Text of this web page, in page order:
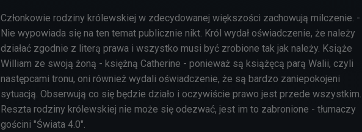
Członkowie rodziny królewskiej w zdecydowanej większości zachowują milczenie. -
Nie wypowiada się na ten temat publicznie nikt. Król wydał oświadczenie, że należy
działać zgodnie z literą prawa i wszystko musi być zrobione tak jak należy. Książe
William ze swoją żoną - księżną Catherine - ponieważ są książęcą parą Walii, czyli
następcami tronu, oni również wydali oświadczenie, że są bardzo zaniepokojeni
sytuacją. Obserwują co się będzie działo i oczywiście prawo jest przede wszystkim.
Reszta rodziny królewskiej nie może się odezwać, jest im to zabronione - tłumaczy
gościni "Świata 4.0".